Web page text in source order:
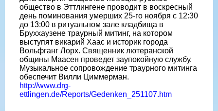
общество в Эттлингене проводит в воскресный
день поминования умерших 25-го ноября с 12:30
до 13:00 в ритуальном зале кладбища в
Бруххаузене траурный митинг, на котором
выступят викарий Хаас и историк города
Вольфганг Лорх. Священник лютеранской
общины Маасен проведет заупокойную службу.
Музыкальное сопровождение траурного митинга
обеспечит Вилли Циммерман.
http://www.drg-
ettlingen.de/Reports/Gedenken_251107.htm